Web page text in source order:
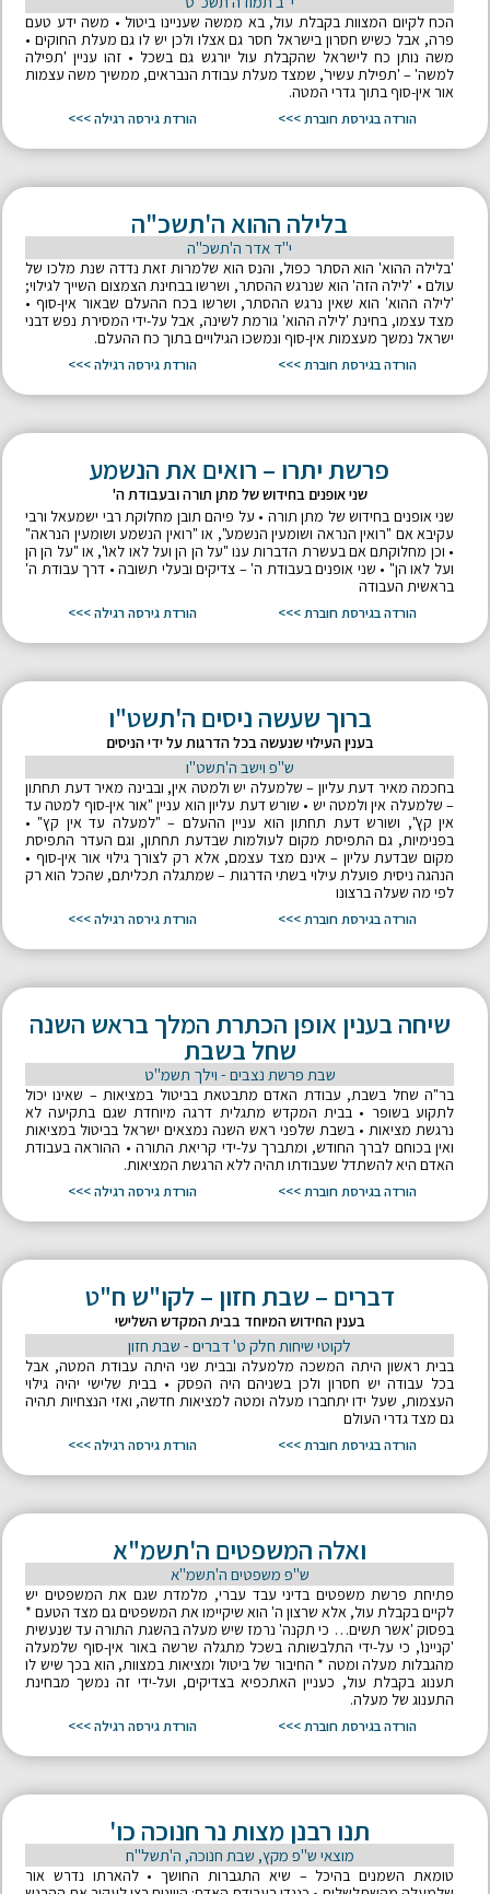
הכח לקיום המצוות בקבלת עול, בא ממשה שעניינו ביטול • משה ידע טעם
פרה, אבל כשיש חסרון בישראל חסר גם אצלו ולכן יש לו גם מעלת החוקים •
משה נותן כח לישראל שהקבלת עול יורגש גם בשכל • זהו עניין 'תפילה
למשה' – 'תפילת עשיר', שמצד מעלת עבודת הנבראים, ממשיך משה עצמות
אור אין-סוף בתוך גדרי המטה.
הורדה בגירסת חוברת >>> הורדת גירסה רגילה >>>
בלילה ההוא ה'תשכ"ה
י"ד אדר ה'תשכ"ה
'בלילה ההוא' הוא הסתר כפול, והנס הוא שלמרות זאת נדדה שנת מלכו של
עולם • 'לילה הזה' הוא שנרגש ההסתר, ושרשו בבחינת הצמצום השייך לגילוי;
'לילה ההוא' הוא שאין נרגש ההסתר, ושרשו בכח ההעלם שבאור אין-סוף •
מצד עצמו, בחינת 'לילה ההוא' גורמת לשינה, אבל על-ידי המסירת נפש דבני
ישראל נמשך מעצמות אין-סוף ונמשכו הגילויים בתוך כח ההעלם.
הורדה בגירסת חוברת >>> הורדת גירסה רגילה >>>
פרשת יתרו – רואים את הנשמע
שני אופנים בחידוש של מתן תורה ובעבודת ה'
שני אופנים בחידוש של מתן תורה • על פיהם תובן מחלוקת רבי ישמעאל ורבי
עקיבא אם "רואין הנראה ושומעין הנשמע", או "רואין הנשמע ושומעין הנראה"
• וכן מחלוקתם אם בעשרת הדברות ענו "על הן הן ועל לאו לאו", או "על הן הן
ועל לאו הן" • שני אופנים בעבודת ה' – צדיקים ובעלי תשובה • דרך עבודת ה'
בראשית העבודה
הורדה בגירסת חוברת >>> הורדת גירסה רגילה >>>
ברוך שעשה ניסים ה'תשט"ו
בענין העילוי שנעשה בכל הדרגות על ידי הניסים
ש"פ וישב ה'תשט"ו
בחכמה מאיר דעת עליון – שלמעלה יש ולמטה אין, ובבינה מאיר דעת תחתון
– שלמעלה אין ולמטה יש • שורש דעת עליון הוא עניין "אור אין-סוף למטה עד
אין קץ", ושורש דעת תחתון הוא עניין ההעלם – "למעלה עד אין קץ" •
בפנימיות, גם התפיסת מקום לעולמות שבדעת תחתון, וגם העדר התפיסת
מקום שבדעת עליון – אינם מצד עצמם, אלא רק לצורך גילוי אור אין-סוף •
הנהגה ניסית פועלת עילוי בשתי הדרגות – שמתגלה תכליתם, שהכל הוא רק
לפי מה שעלה ברצונו
הורדה בגירסת חוברת >>> הורדת גירסה רגילה >>>
שיחה בענין אופן הכתרת המלך בראש השנה
שחל בשבת
שבת פרשת נצבים - וילך תשמ"ט
בר"ה שחל בשבת, עבודת האדם מתבטאת בביטול במציאות – שאינו יכול
לתקוע בשופר • בבית המקדש מתגלית דרגה מיוחדת שגם בתקיעה לא
נרגשת מציאות • בשבת שלפני ראש השנה נמצאים ישראל בביטול במציאות
ואין בכוחם לברך החודש, ומתברך על-ידי קריאת התורה • ההוראה בעבודת
האדם היא להשתדל שעבודתו תהיה ללא הרגשת המציאות.
הורדה בגירסת חוברת >>> הורדת גירסה רגילה >>>
דברים – שבת חזון – לקו"ש ח"ט
בענין החידוש המיוחד בבית המקדש השלישי
לקוטי שיחות חלק ט' דברים - שבת חזון
בבית ראשון היתה המשכה מלמעלה ובבית שני היתה עבודת המטה, אבל
בכל עבודה יש חסרון ולכן בשניהם היה הפסק • בבית שלישי יהיה גילוי
העצמות, שעל ידו יתחברו מעלה ומטה למציאות חדשה, ואזי הנצחיות תהיה
גם מצד גדרי העולם
הורדה בגירסת חוברת >>> הורדת גירסה רגילה >>>
ואלה המשפטים ה'תשמ"א
ש"פ משפטים ה'תשמ"א
פתיחת פרשת משפטים בדיני עבד עברי, מלמדת שגם את המשפטים יש
לקיים בקבלת עול, אלא שרצון ה' הוא שיקיימו את המשפטים גם מצד הטעם *
בפסוק 'אשר תשים… כי תקנה' נרמז שיש מעלה בהשגת התורה עד שנעשית
'קניינו', כי על-ידי התלבשותה בשכל מתגלה שרשה באור אין-סוף שלמעלה
מהגבלות מעלה ומטה * החיבור של ביטול ומציאות במצוות, הוא בכך שיש לו
תענוג בקבלת עול, כעניין האתכפיא בצדיקים, ועל-ידי זה נמשך מבחינת
התענוג של מעלה.
הורדה בגירסת חוברת >>> הורדת גירסה רגילה >>>
תנו רבנן מצות נר חנוכה כו'
מוצאי ש"פ מקץ, שבת חנוכה, ה'תשל"ח
טומאת השמנים בהיכל – שיא התגברות החושך • להארתו נדרש אור